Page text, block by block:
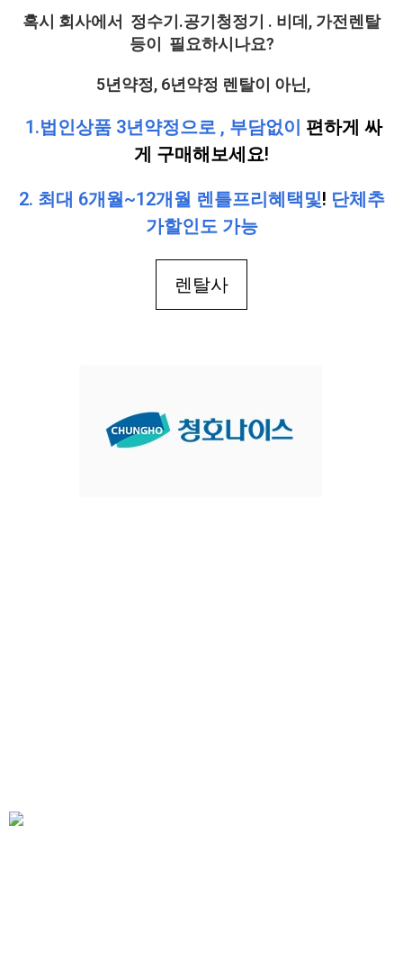
혹시 회사에서 정수기.공기청정기 . 비데, 가전렌탈
등이 필요하시나요?
5년약정, 6년약정 렌탈이 아닌,
1.법인상품 3년약정으로 , 부담없이 편하게 싸
게 구매해보세요!
2. 최대 6개월~12개월 렌틀프리혜택및! 단체추
가할인도 가능
렌탈사